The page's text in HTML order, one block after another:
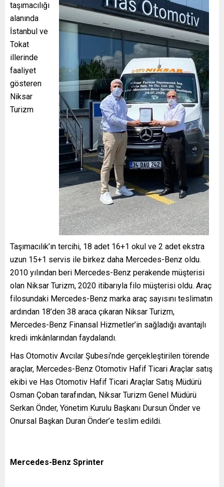
taşımacılığı
alanında
İstanbul ve
Tokat
illerinde
faaliyet
gösteren
Niksar
Turizm
Taşımacılık’ın tercihi, 18 adet 16+1 okul ve 2 adet ekstra
uzun 15+1 servis ile birkez daha Mercedes-Benz oldu.
2010 yılından beri Mercedes-Benz perakende müşterisi
olan Niksar Turizm, 2020 itibarıyla filo müşterisi oldu. Araç
filosundaki Mercedes-Benz marka araç sayısını teslimatın
ardından 18’den 38 araca çıkaran Niksar Turizm,
Mercedes-Benz Finansal Hizmetler’in sağladığı avantajlı
kredi imkânlarından faydalandı.
Has Otomotiv Avcılar Şubesi’nde gerçekleştirilen törende
araçlar, Mercedes-Benz Otomotiv Hafif Ticari Araçlar satış
ekibi ve Has Otomotiv Hafif Ticari Araçlar Satış Müdürü
Osman Çoban tarafından, Niksar Turizm Genel Müdürü
Serkan Önder, Yönetim Kurulu Başkanı Dursun Önder ve
Onursal Başkan Duran Önder’e teslim edildi.
Mercedes-Benz Sprinter